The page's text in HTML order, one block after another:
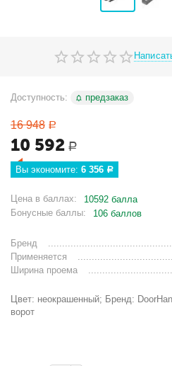
Доступность: предзаказ
16 948 Р
10 592 Р
Вы экономите: 6 356 Р
Цена в баллах:
10592 балла
Бонусные баллы:
106 баллов
Бренд
Применяется
Ширина проема
Цвет: неокрашенный; Бренд:
ворот